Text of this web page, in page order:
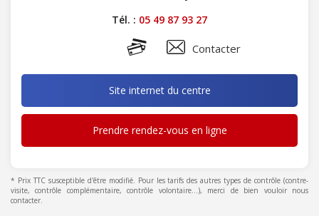
Tél. : 05 49 87 93 27
Contacter
Site internet du centre
Prendre rendez-vous en ligne
* Prix TTC susceptible d'être modifié. Pour les tarifs des autres types de contrôle (contre-
visite, contrôle complémentaire, contrôle volontaire...), merci de bien vouloir nous
contacter.